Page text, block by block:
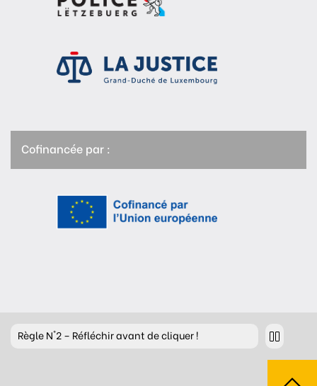
Cofinancée par :
RègleN°2 – Réfléchir avant de cliquer !